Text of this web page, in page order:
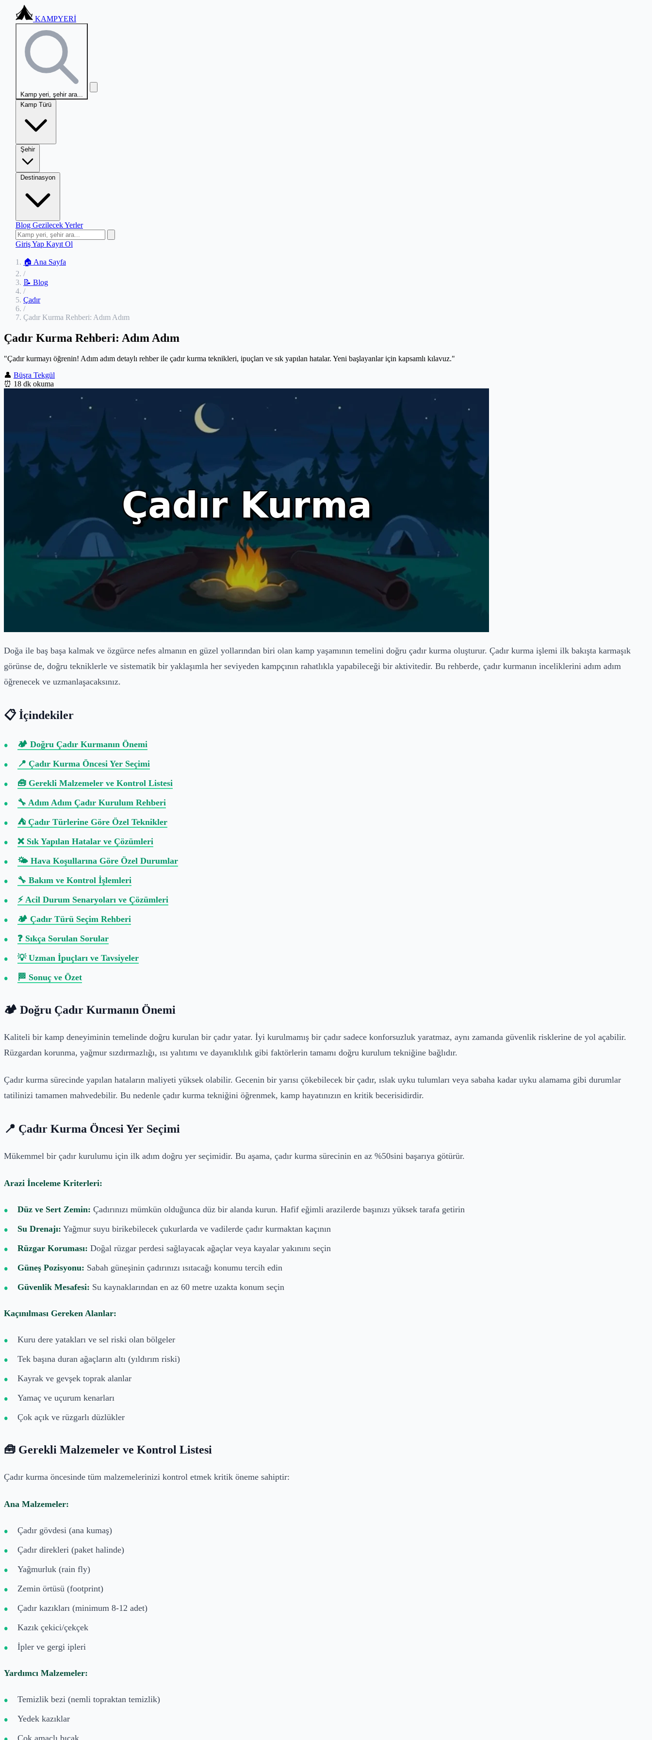
KAMPYERİ
Kamp yeri, şehir ara...
Kamp Türü
Şehir
Destinasyon
Blog Gezilecek Yerler
Giriş Yap Kayıt Ol
🏠 Ana Sayfa
/
📝 Blog
/
Çadır
/
Çadır Kurma Rehberi: Adım Adım
Çadır Kurma Rehberi: Adım Adım
"Çadır kurmayı öğrenin! Adım adım detaylı rehber ile çadır kurma teknikleri, ipuçları ve sık yapılan hatalar. Yeni başlayanlar için kapsamlı kılavuz."
👤 Büşra Tekgül
⏰ 18 dk okuma
Doğa ile baş başa kalmak ve özgürce nefes almanın en güzel yollarından biri olan kamp yaşamının temelini doğru çadır kurma oluşturur. Çadır kurma işlemi ilk bakışta karmaşık
görünse de, doğru tekniklerle ve sistematik bir yaklaşımla her seviyeden kampçının rahatlıkla yapabileceği bir aktivitedir. Bu rehberde, çadır kurmanın inceliklerini adım adım
öğrenecek ve uzmanlaşacaksınız.
📋 İçindekiler
🏕️ Doğru Çadır Kurmanın Önemi
📍 Çadır Kurma Öncesi Yer Seçimi
🧰 Gerekli Malzemeler ve Kontrol Listesi
🔧 Adım Adım Çadır Kurulum Rehberi
⛺ Çadır Türlerine Göre Özel Teknikler
❌ Sık Yapılan Hatalar ve Çözümleri
🌤️ Hava Koşullarına Göre Özel Durumlar
🔧 Bakım ve Kontrol İşlemleri
⚡ Acil Durum Senaryoları ve Çözümleri
🏕️ Çadır Türü Seçim Rehberi
❓ Sıkça Sorulan Sorular
💡 Uzman İpuçları ve Tavsiyeler
🏁 Sonuç ve Özet
🏕️ Doğru Çadır Kurmanın Önemi
Kaliteli bir kamp deneyiminin temelinde doğru kurulan bir çadır yatar. İyi kurulmamış bir çadır sadece konforsuzluk yaratmaz, aynı zamanda güvenlik risklerine de yol açabilir.
Rüzgardan korunma, yağmur sızdırmazlığı, ısı yalıtımı ve dayanıklılık gibi faktörlerin tamamı doğru kurulum tekniğine bağlıdır.
Çadır kurma sürecinde yapılan hataların maliyeti yüksek olabilir. Gecenin bir yarısı çökebilecek bir çadır, ıslak uyku tulumları veya sabaha kadar uyku alamama gibi durumlar
tatilinizi tamamen mahvedebilir. Bu nedenle çadır kurma tekniğini öğrenmek, kamp hayatınızın en kritik becerisidirdir.
📍 Çadır Kurma Öncesi Yer Seçimi
Mükemmel bir çadır kurulumu için ilk adım doğru yer seçimidir. Bu aşama, çadır kurma sürecinin en az %50sini başarıya götürür.
Arazi İnceleme Kriterleri:
Düz ve Sert Zemin: Çadırınızı mümkün olduğunca düz bir alanda kurun. Hafif eğimli arazilerde başınızı yüksek tarafa getirin
Su Drenajı: Yağmur suyu birikebilecek çukurlarda ve vadilerde çadır kurmaktan kaçının
Rüzgar Koruması: Doğal rüzgar perdesi sağlayacak ağaçlar veya kayalar yakınını seçin
Güneş Pozisyonu: Sabah güneşinin çadırınızı ısıtacağı konumu tercih edin
Güvenlik Mesafesi: Su kaynaklarından en az 60 metre uzakta konum seçin
Kaçınılması Gereken Alanlar:
Kuru dere yatakları ve sel riski olan bölgeler
Tek başına duran ağaçların altı (yıldırım riski)
Kayrak ve gevşek toprak alanlar
Yamaç ve uçurum kenarları
Çok açık ve rüzgarlı düzlükler
🧰 Gerekli Malzemeler ve Kontrol Listesi
Çadır kurma öncesinde tüm malzemelerinizi kontrol etmek kritik öneme sahiptir:
Ana Malzemeler:
Çadır gövdesi (ana kumaş)
Çadır direkleri (paket halinde)
Yağmurluk (rain fly)
Zemin örtüsü (footprint)
Çadır kazıkları (minimum 8-12 adet)
Kazık çekici/çekçek
İpler ve gergi ipleri
Yardımcı Malzemeler:
Temizlik bezi (nemli topraktan temizlik)
Yedek kazıklar
Çok amaçlı bıçak